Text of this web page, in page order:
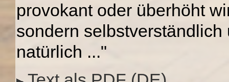
provokant oder überhöht
sondern selbstverständlich
natürlich ..."